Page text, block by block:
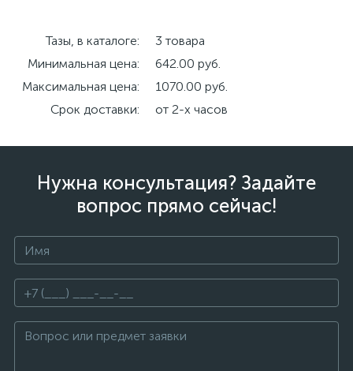
Тазы, в каталоге:
3 товара
Минимальная цена:
642.00 руб.
Максимальная цена:
1070.00 руб.
Срок доставки:
от 2-х часов
Нужна консультация? Задайте
вопрос прямо сейчас!